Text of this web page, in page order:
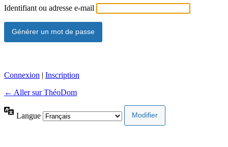
Identifiant ou adresse e-mail
Connexion | Inscription
← Aller sur ThéoDom
Langue